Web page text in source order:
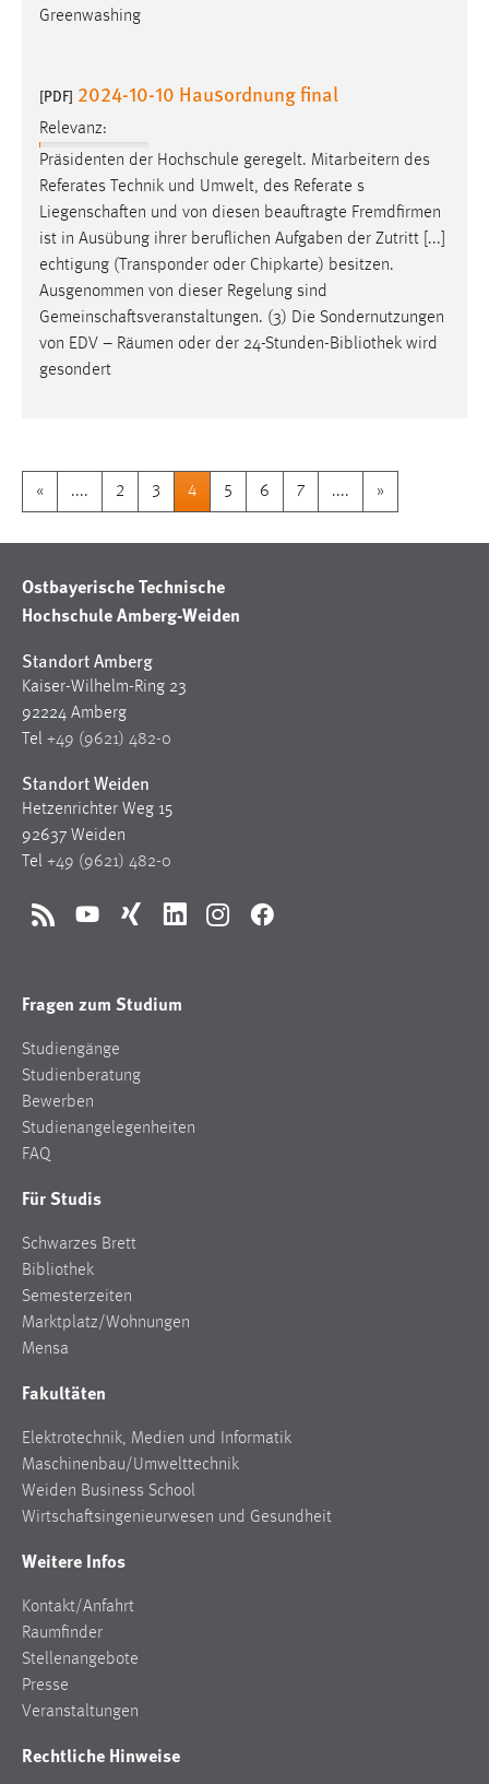
Greenwashing
[PDF] 2024-10-10 Hausordnung final
Relevanz:
Präsidenten der Hochschule geregelt. Mitarbeitern des
Referates Technik und Umwelt, des Referate s
Liegenschaften und von diesen beauftragte Fremdfirmen
ist in Ausübung ihrer beruflichen Aufgaben der Zutritt [...]
echtigung (Transponder oder Chipkarte) besitzen.
Ausgenommen von dieser Regelung sind
Gemeinschaftsveranstaltungen. (3) Die Sondernutzungen
von EDV – Räumen oder der 24-Stunden-Bibliothek wird
gesondert
« .... 2 3 4 5 6 7 .... »
Ostbayerische Technische
Hochschule Amberg-Weiden
Standort Amberg
Kaiser-Wilhelm-Ring 23
92224 Amberg
Tel +49 (9621) 482-0
Standort Weiden
Hetzenrichter Weg 15
92637 Weiden
Tel +49 (9621) 482-0
RSS YouTubeXing LinkedInInstagramFacebook
Fragen zum Studium
Studiengänge
Studienberatung
Bewerben
Studienangelegenheiten
FAQ
Für Studis
Schwarzes Brett
Bibliothek
Semesterzeiten
Marktplatz/Wohnungen
Mensa
Fakultäten
Elektrotechnik, Medien und Informatik
Maschinenbau/Umwelttechnik
Weiden Business School
Wirtschaftsingenieurwesen und Gesundheit
Weitere Infos
Kontakt/Anfahrt
Raumfinder
Stellenangebote
Presse
Veranstaltungen
Rechtliche Hinweise